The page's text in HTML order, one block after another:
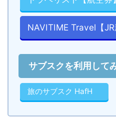
NAVITIME Travel【JR
サブスクを利用して
旅のサブスク HafH